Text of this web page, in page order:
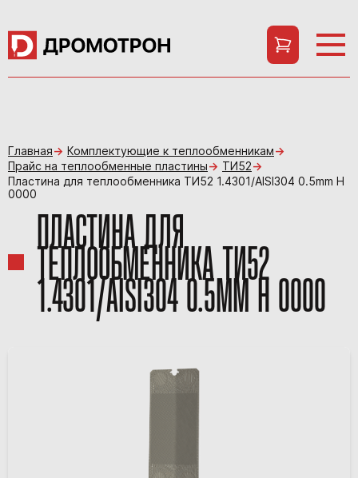
Главная
Комплектующие к теплообменникам
Прайс на теплообменные пластины
ТИ52
Пластина для теплообменника ТИ52 1.4301/AISI304 0.5mm H
0000
ПЛАСТИНА ДЛЯ
ТЕПЛООБМЕННИКА ТИ52
1.4301/AISI304 0.5MM H 0000